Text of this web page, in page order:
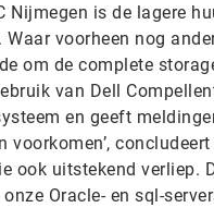
Nijmegen is de lagere
voorheen nog
om de complete
van Dell
en geeft
uitstekend verliep.
Oracle- en sql-